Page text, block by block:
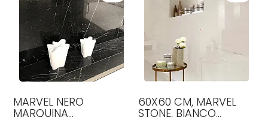
MARVEL NERO
MARQUINA
60X60 CM, MARVEL
STONE, BIANCO